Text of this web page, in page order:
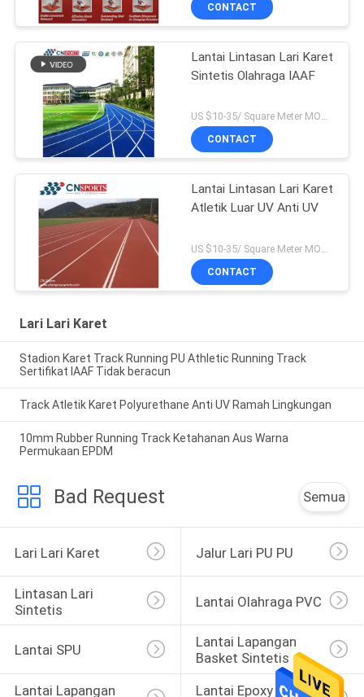
CONTACT
Lantai Lintasan Lari Karet
Sintetis Olahraga IAAF
US $10-35/ Square Meter MOQ:/
CONTACT
Lantai Lintasan Lari Karet
Atletik Luar UV Anti UV
US $10-35/ Square Meter MOQ:/
CONTACT
Lari Lari Karet
Stadion Karet Track Running PU Athletic Running Track
Sertifikat IAAF Tidak beracun
Track Atletik Karet Polyurethane Anti UV Ramah Lingkungan
10mm Rubber Running Track Ketahanan Aus Warna
Permukaan EPDM
Bad Request Semua
Lari Lari Karet Jalur Lari PU PU
Lintasan Lari
Sintetis
Lantai Olahraga PVC
Lantai SPU
Lantai Lapangan
Basket Sintetis
Lantai Lapangan
Lantai Epoxy Parkir